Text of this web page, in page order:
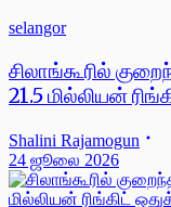
selangor
சிலாங்கூரில்
21.5 மில்லியன்
Shalini Rajamogun
24 ஜூலை 2026